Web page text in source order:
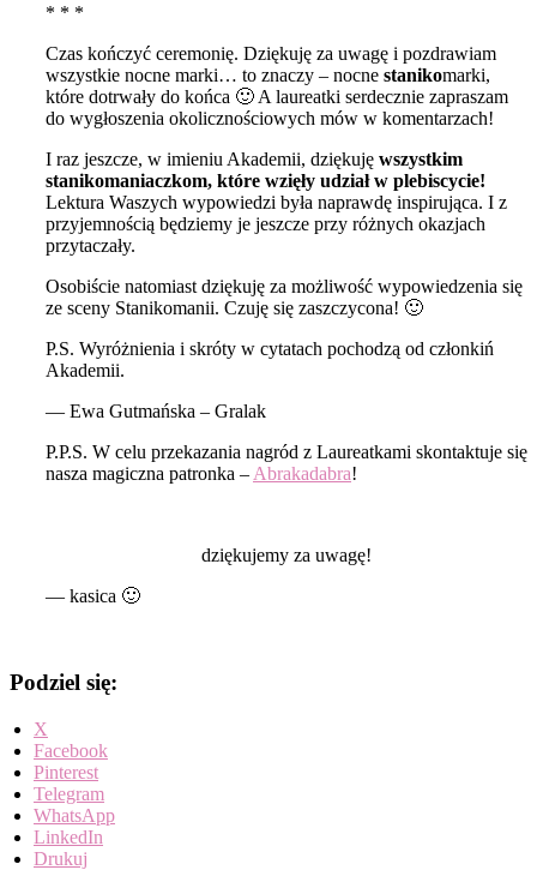
* * *
Czas kończyć ceremonię. Dziękuję za uwagę i pozdrawiam
wszystkie nocne marki… to znaczy – nocne stanikomarki,
które dotrwały do końca 🙂 A laureatki serdecznie zapraszam
do wygłoszenia okolicznościowych mów w komentarzach!
I raz jeszcze, w imieniu Akademii, dziękuję wszystkim
stanikomaniaczkom, które wzięły udział w plebiscycie!
Lektura Waszych wypowiedzi była naprawdę inspirująca. I z
przyjemnością będziemy je jeszcze przy różnych okazjach
przytaczały.
Osobiście natomiast dziękuję za możliwość wypowiedzenia się
ze sceny Stanikomanii. Czuję się zaszczycona! 🙂
P.S. Wyróżnienia i skróty w cytatach pochodzą od członkiń
Akademii.
— Ewa Gutmańska – Gralak
P.P.S. W celu przekazania nagród z Laureatkami skontaktuje się
nasza magiczna patronka – Abrakadabra!
dziękujemy za uwagę!
— kasica 🙂
Podziel się:
X
Facebook
Pinterest
Telegram
WhatsApp
LinkedIn
Drukuj